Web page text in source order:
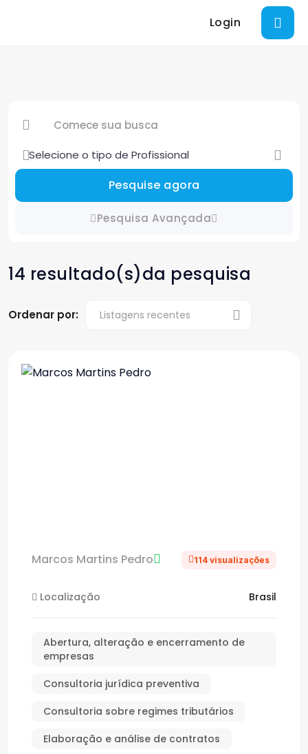
Login
Pesquise agora
Pesquisa Avançada
14 resultado(s)da pesquisa
Ordenar por:
Marcos Martins Pedro 114 visualizações
Localização Brasil
Abertura, alteração e encerramento de
empresas
Consultoria jurídica preventiva
Consultoria sobre regimes tributários
Elaboração e análise de contratos